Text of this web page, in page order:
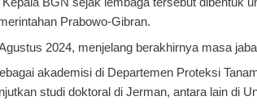
Prabowo-Gibran.
2024, menjelang berakhirnya masa
akademisi di Departemen Proteksi
studi doktoral di Jerman, antara lain di